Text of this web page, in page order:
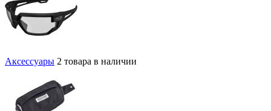
Аксессуары 2 товара в наличии